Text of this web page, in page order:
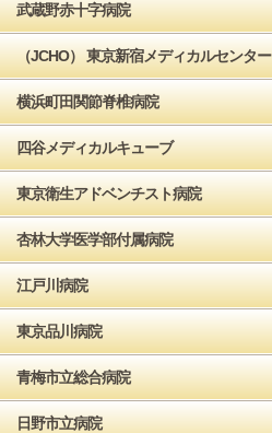
武蔵野赤十字病院
（JCHO） 東京新宿メディカルセンター
横浜町田関節脊椎病院
四谷メディカルキューブ
東京衛生アドベンチスト病院
杏林大学医学部付属病院
江戸川病院
東京品川病院
青梅市立総合病院
日野市立病院